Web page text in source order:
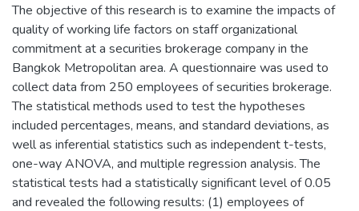
The objective of this research is to examine the impacts of
quality of working life factors on staff organizational
commitment at a securities brokerage company in the
Bangkok Metropolitan area. A questionnaire was used to
collect data from 250 employees of securities brokerage.
The statistical methods used to test the hypotheses
included percentages, means, and standard deviations, as
well as inferential statistics such as independent t-tests,
one-way ANOVA, and multiple regression analysis. The
statistical tests had a statistically significant level of 0.05
and revealed the following results: (1) employees of